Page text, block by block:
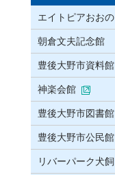
エイトピアおおの
朝倉文夫記念館
豊後大野市資料館
神楽会館
豊後大野市図書館
豊後大野市公民館
リバーパーク犬飼